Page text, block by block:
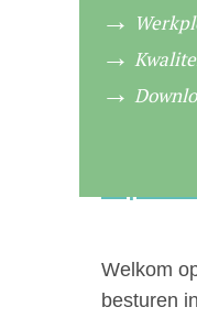
Welkom
besturen